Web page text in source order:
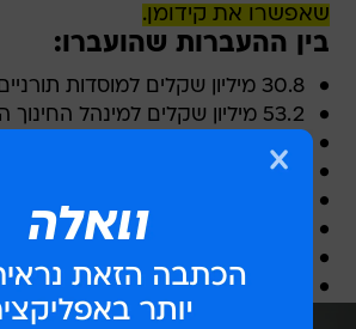
שאפשרו את קידומן.
בין ההעברות שהועברו:
30.8 מיליון שקלים למוסדות תורניים
53.2 מיליון שקלים למינהל החינוך הדתי
455.6 מיליון שקלים למינהל לחינוך התיישבותי